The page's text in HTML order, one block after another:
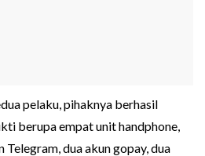
pelaku, pihaknya berhasil
berupa empat unit handphone,
dua akun gopay, dua